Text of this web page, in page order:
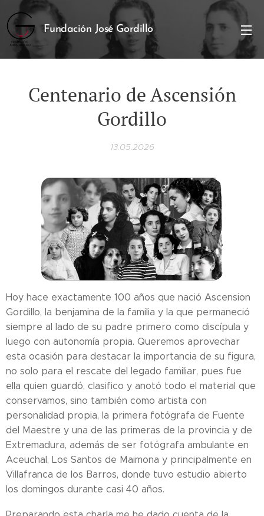
Fundación José Gordillo
Centenario de Ascensión
Gordillo
13.05.2026
Hoy hace exactamente 100 años que nació Ascension
Gordillo, la benjamina de la familia y la que permaneció
siempre al lado de su padre primero como discípula y
luego con autonomía propia. Queremos aprovechar
esta ocasión para destacar la importancia de su figura,
no solo para el rescate del legado familiar, pues fue
ella quien guardó, clasifico y anotó todo el material que
conservamos, sino también como artista con
personalidad propia, la primera fotógrafa de Fuente
del Maestre y una de las primeras de la provincia y de
Extremadura, además de ser fotógrafa ambulante en
Aceuchal, Los Santos de Maimona y principalmente en
Villafranca de los Barros, donde tuvo estudio abierto
los domingos durante casi 40 años.